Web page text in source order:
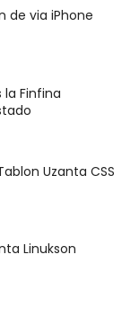
de via iPhone
la Finfina
Uzanta CSS
Linukson